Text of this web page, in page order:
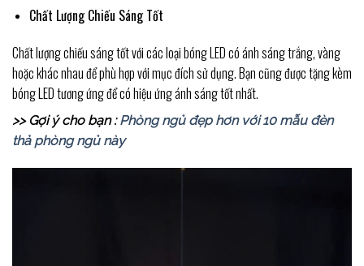
Chất Lượng Chiếu Sáng Tốt
Chất lượng chiếu sáng tốt với các loại bóng LED có ánh sáng trắng, vàng
hoặc khác nhau để phù hợp với mục đích sử dụng. Bạn cũng được tặng kèm
bóng LED tương ứng để có hiệu ứng ánh sáng tốt nhất.
>> Gợi ý cho bạn :Phòng ngủ đẹp hơn với 10 mẫu đèn
thả phòng ngủ này